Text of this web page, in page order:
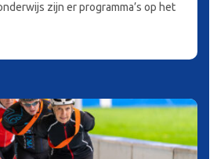
zijn er programma’s op het